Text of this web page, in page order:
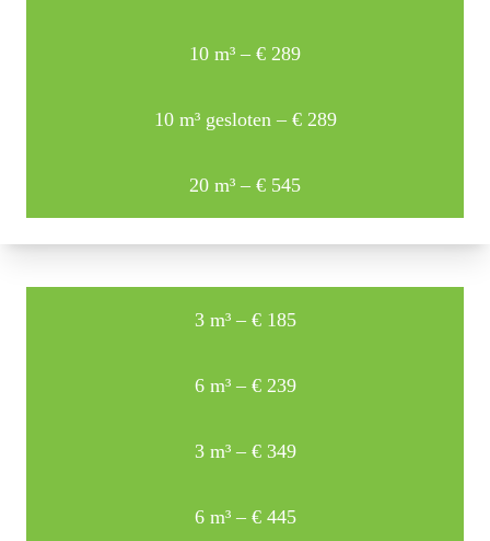
10 m³ – € 289
10 m³ gesloten – € 289
20 m³ – € 545
3 m³ – € 185
6 m³ – € 239
3 m³ – € 349
6 m³ – € 445